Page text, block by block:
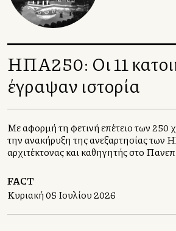
ΗΠΑ250: Οι 11
έγραψαν ιστορία
Με αφορμή τη φετινή επέτειο των 250
την ανακήρυξη της ανεξαρτησίας των
αρχιτέκτονας και καθηγητής στο
κατοικίες, σχεδιασμένες, βέβαια, από
για να μας αφηγηθεί την ιστορία των
Πολιτειών.
FACT
Κυριακή 05 Ιουλίου 2026